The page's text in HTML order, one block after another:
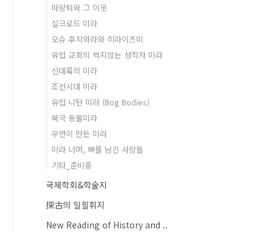
마왕퇴와 그 이웃
실크로드 미라
오슈 후지와라와 히라이즈미
유럽 교회의 썩지않는 성직자 미라
신대륙의 미라
조선시대 미라
유럽 니탄 미라 (Bog Bodies)
북극 동물미라
우연이 만든 미라
미라 너머, 뼈를 남긴 사람들
기타_준비중
국제학회&학술지
探古의 일필휘지
New Reading of History and ..